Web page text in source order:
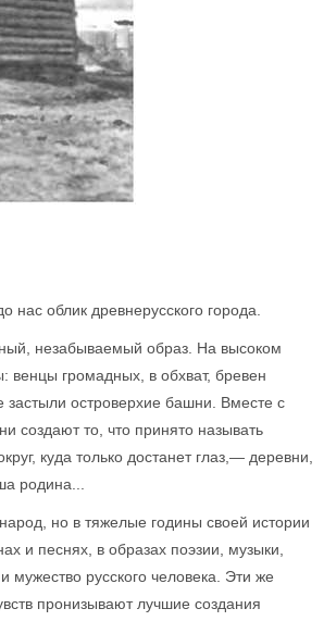
облик древнерусского города.
незабываемый образ. На высоком
громадных, в обхват, бревен
застыли островерхие башни. Вместе с
создают то, что принято называть
куда только достанет глаз,— деревни,
родина...
но в тяжелые годины своей истории
и песнях, в образах поэзии, музыки,
мужество русского человека. Эти же
пронизывают лучшие создания